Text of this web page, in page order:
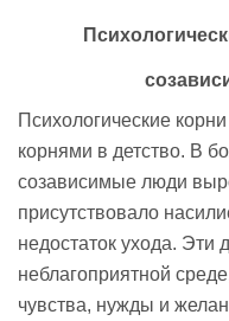
Психологические
корнями в детство. В
созависимые люди
присутствовало
недостаток ухода. Эти
неблагоприятной
чувства, нужды и